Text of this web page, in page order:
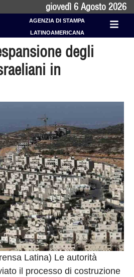
giovedì 6 Agosto 2026
AGENZIA DI STAMPA
LATINOAMERICANA
degli
in
Latina) Le autorità
il processo di costruzione